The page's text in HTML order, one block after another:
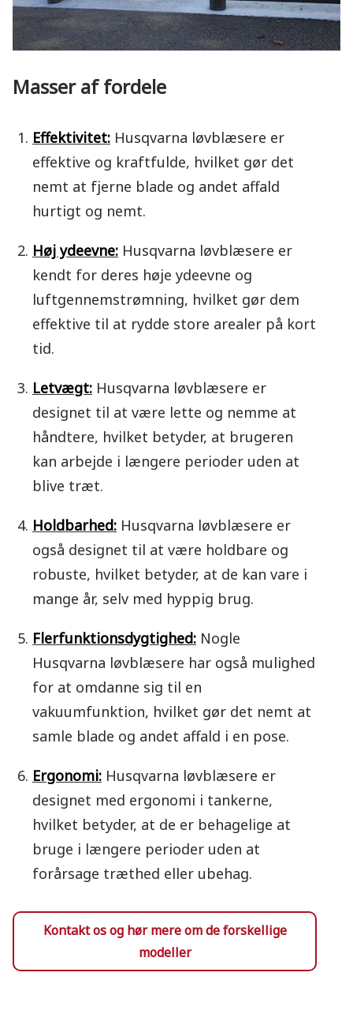
Masser af fordele
Effektivitet: Husqvarna løvblæsere er
effektive og kraftfulde, hvilket gør det
nemt at fjerne blade og andet affald
hurtigt og nemt.
Høj ydeevne: Husqvarna løvblæsere er
kendt for deres høje ydeevne og
luftgennemstrømning, hvilket gør dem
effektive til at rydde store arealer på kort
tid.
Letvægt: Husqvarna løvblæsere er
designet til at være lette og nemme at
håndtere, hvilket betyder, at brugeren
kan arbejde i længere perioder uden at
blive træt.
Holdbarhed: Husqvarna løvblæsere er
også designet til at være holdbare og
robuste, hvilket betyder, at de kan vare i
mange år, selv med hyppig brug.
Flerfunktionsdygtighed: Nogle
Husqvarna løvblæsere har også mulighed
for at omdanne sig til en
vakuumfunktion, hvilket gør det nemt at
samle blade og andet affald i en pose.
Ergonomi: Husqvarna løvblæsere er
designet med ergonomi i tankerne,
hvilket betyder, at de er behagelige at
bruge i længere perioder uden at
forårsage træthed eller ubehag.
Kontakt os og hør mere om de forskellige
modeller